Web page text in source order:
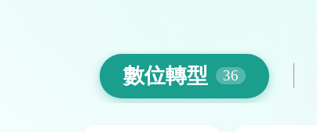
數位轉型 36